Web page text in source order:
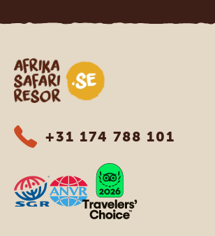
Safari-resor i Afrika
+31 174 788 101